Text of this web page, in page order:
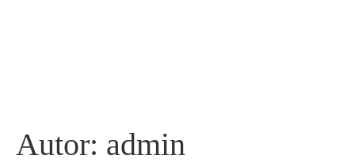
Autor: admin